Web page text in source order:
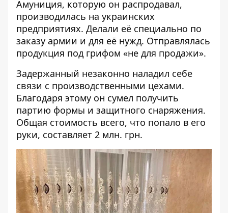
Амуниция, которую он распродавал,
производилась на украинских
предприятиях. Делали её специально по
заказу армии и для её нужд. Отправлялась
продукция под грифом «не для продажи».
Задержанный незаконно наладил себе
связи с производственными цехами.
Благодаря этому он сумел получить
партию формы и защитного снаряжения.
Общая стоимость всего, что попало в его
руки, составляет 2 млн. грн.